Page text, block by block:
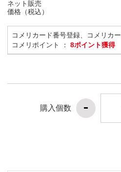
ネット販売
価格（税込）
コメリカード番号登録、コメリカ
コメリポイント ： 8ポイント獲得
購入個数